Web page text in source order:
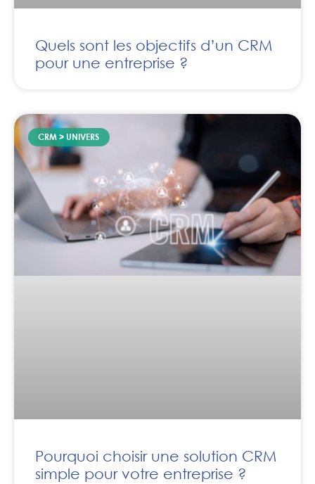
Quels sont les objectifs d’un CRM
pour une entreprise ?
CRM > UNIVERS
Pourquoi choisir une solution CRM
simple pour votre entreprise ?